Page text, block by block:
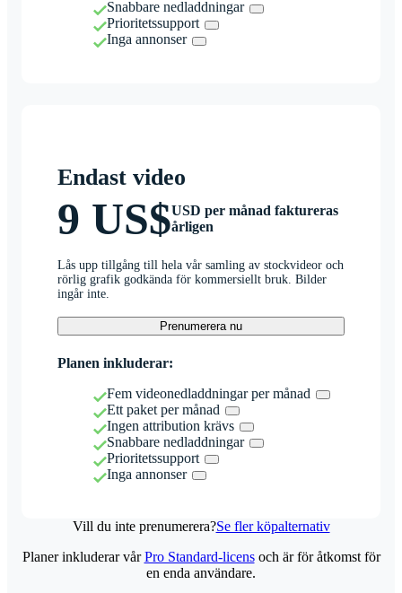
Snabbare nedladdningar
Prioritetssupport
Inga annonser
Endast video
9 US$USD per månad faktureras
årligen
Lås upp tillgång till hela vår samling av stockvideor och
rörlig grafik godkända för kommersiellt bruk. Bilder
ingår inte.
Prenumerera nu
Planen inkluderar:
Fem videonedladdningar per månad
Ett paket per månad
Ingen attribution krävs
Snabbare nedladdningar
Prioritetssupport
Inga annonser
Vill du inte prenumerera?Se fler köpalternativ
Planer inkluderar vårPro Standard-licensoch är för åtkomst för
en enda användare.